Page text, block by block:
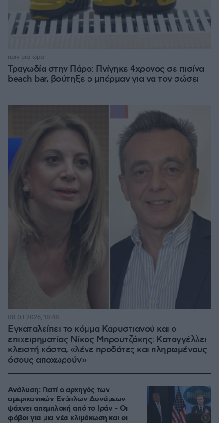
Τραγωδία στην Πάρο: Πνίγηκε 4χρονος σε πισίνα
beach bar, βούτηξε ο μπάρμαν για να τον σώσει
πριν μία ώρα
Εγκαταλείπει το κόμμα Καρυστιανού και ο
επιχειρηματίας Νίκος Μπρουτζάκης: Καταγγέλλει
κλειστή κάστα, «λένε προδότες και πληρωμένους
όσους αποχωρούν»
08.08.2026, 18:48
Ανάλυση: Γιατί ο αρχηγός των
αμερικανικών Ενόπλων Δυνάμεων
ψάχνει απεμπλοκή από το Ιράν - Οι
φόβοι για μια νέα κλιμάκωση και οι